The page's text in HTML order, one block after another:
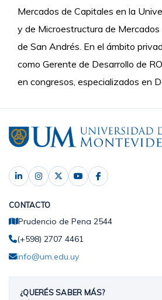
Mercados de Capitales en la
y de Microestructura de
de San Andrés. En el ámbito
como Gerente de Desarrollo de
en congresos, especializados en
CONTACTO
Prudencio de Pena 2544
(+598) 2707 4461
info@um.edu.uy
¿QUERÉS SABER MÁS?